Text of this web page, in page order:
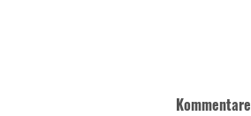
Kommentare